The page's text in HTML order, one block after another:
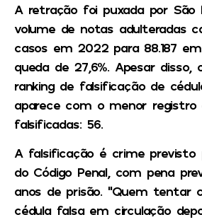
A retração foi puxada por São
volume de notas adulteradas
casos em 2022 para 88.187
queda de 27,6%. Apesar disso,
ranking de falsificação de
aparece com o menor registro
falsificadas: 56.
A falsificação é crime previsto
do Código Penal, com pena
anos de prisão. “Quem tentar
cédula falsa em circulação